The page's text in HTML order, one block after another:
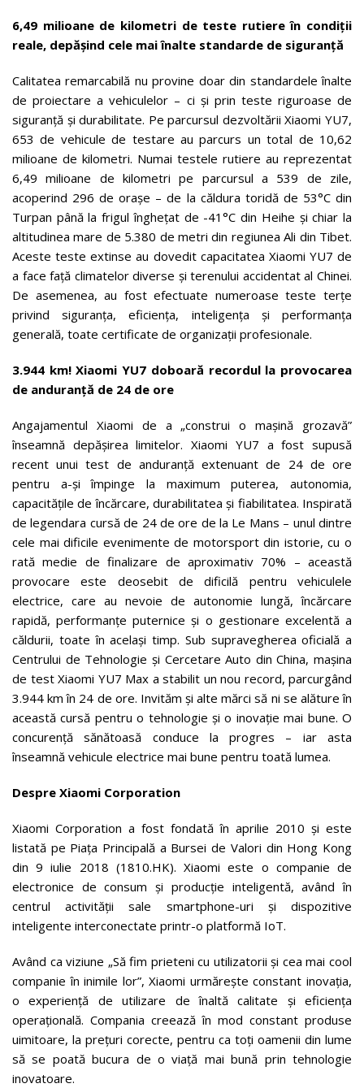
6,49 milioane de kilometri de teste rutiere în condiții
reale, depășind cele mai înalte standarde de siguranță
Calitatea remarcabilă nu provine doar din standardele înalte
de proiectare a vehiculelor – ci și prin teste riguroase de
siguranță și durabilitate. Pe parcursul dezvoltării Xiaomi YU7,
653 de vehicule de testare au parcurs un total de 10,62
milioane de kilometri. Numai testele rutiere au reprezentat
6,49 milioane de kilometri pe parcursul a 539 de zile,
acoperind 296 de orașe – de la căldura toridă de 53°C din
Turpan până la frigul înghețat de -41°C din Heihe și chiar la
altitudinea mare de 5.380 de metri din regiunea Ali din Tibet.
Aceste teste extinse au dovedit capacitatea Xiaomi YU7 de
a face față climatelor diverse și terenului accidentat al Chinei.
De asemenea, au fost efectuate numeroase teste terțe
privind siguranța, eficiența, inteligența și performanța
generală, toate certificate de organizații profesionale.
3.944 km! Xiaomi YU7 doboară recordul la provocarea
de anduranță de 24 de ore
Angajamentul Xiaomi de a „construi o mașină grozavă”
înseamnă depășirea limitelor. Xiaomi YU7 a fost supusă
recent unui test de anduranță extenuant de 24 de ore
pentru a-și împinge la maximum puterea, autonomia,
capacitățile de încărcare, durabilitatea și fiabilitatea. Inspirată
de legendara cursă de 24 de ore de la Le Mans – unul dintre
cele mai dificile evenimente de motorsport din istorie, cu o
rată medie de finalizare de aproximativ 70% – această
provocare este deosebit de dificilă pentru vehiculele
electrice, care au nevoie de autonomie lungă, încărcare
rapidă, performanțe puternice și o gestionare excelentă a
căldurii, toate în același timp. Sub supravegherea oficială a
Centrului de Tehnologie și Cercetare Auto din China, mașina
de test Xiaomi YU7 Max a stabilit un nou record, parcurgând
3.944 km în 24 de ore. Invităm și alte mărci să ni se alăture în
această cursă pentru o tehnologie și o inovație mai bune. O
concurență sănătoasă conduce la progres – iar asta
înseamnă vehicule electrice mai bune pentru toată lumea.
Despre Xiaomi Corporation
Xiaomi Corporation a fost fondată în aprilie 2010 și este
listată pe Piața Principală a Bursei de Valori din Hong Kong
din 9 iulie 2018 (1810.HK). Xiaomi este o companie de
electronice de consum și producție inteligentă, având în
centrul activității sale smartphone-uri și dispozitive
inteligente interconectate printr-o platformă IoT.
Având ca viziune „Să fim prieteni cu utilizatorii și cea mai cool
companie în inimile lor”, Xiaomi urmărește constant inovația,
o experiență de utilizare de înaltă calitate și eficiența
operațională. Compania creează în mod constant produse
uimitoare, la prețuri corecte, pentru ca toți oamenii din lume
să se poată bucura de o viață mai bună prin tehnologie
inovatoare.